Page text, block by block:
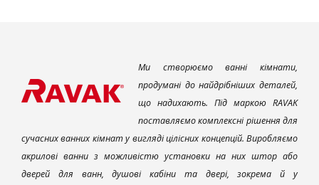
Ми створюємо ванні кімнати,
продумані до найдрібніших деталей,
що надихають. Під маркою RAVAK
поставляємо комплексні рішення для
сучасних ванних кімнат у вигляді цілісних концепцій. Виробляємо
акрилові ванни з можливістю установки на них штор або
дверей для ванн, душові кабіни та двері, зокрема й у